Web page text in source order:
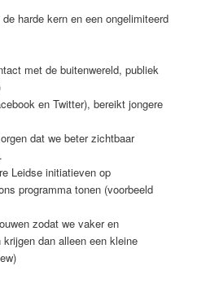
harde kern en een ongelimiteerd
met de buitenwereld, publiek
en Twitter), bereikt jongere
dat we beter zichtbaar
Leidse initiatieven op
programma tonen (voorbeeld
zodat we vaker en
dan alleen een kleine